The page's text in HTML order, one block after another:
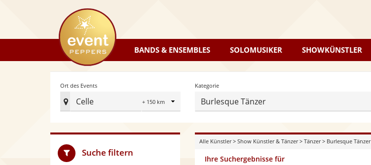
eventpeppers
BANDS & ENSEMBLES SOLOMUSIKER SHOWKÜNSTLER
Ort des Events
Celle
Radius
Ort
Events
festlegen
Kategorie
Burlesque Tänzer
Alle Künstler> Show Künstler & Tänzer> Tänzer> Burlesque Tänzer
Ihre Suchergebnisse für
Suche filtern